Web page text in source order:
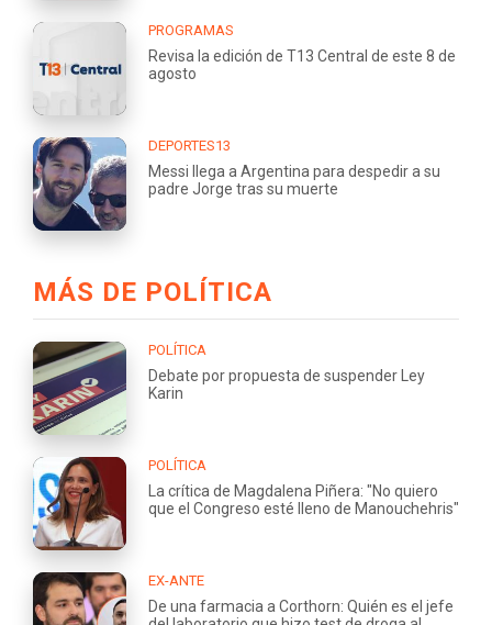
PROGRAMAS
Revisa la edición de T13 Central de este 8 de
agosto
DEPORTES13
Messi llega a Argentina para despedir a su
padre Jorge tras su muerte
MÁS DE POLÍTICA
POLÍTICA
Debate por propuesta de suspender Ley
Karin
POLÍTICA
La crítica de Magdalena Piñera: "No quiero
que el Congreso esté lleno de Manouchehris"
EX-ANTE
De una farmacia a Corthorn: Quién es el jefe